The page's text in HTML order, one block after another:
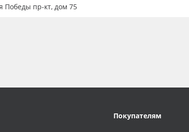
Победы пр-кт, дом 75
Покупателям